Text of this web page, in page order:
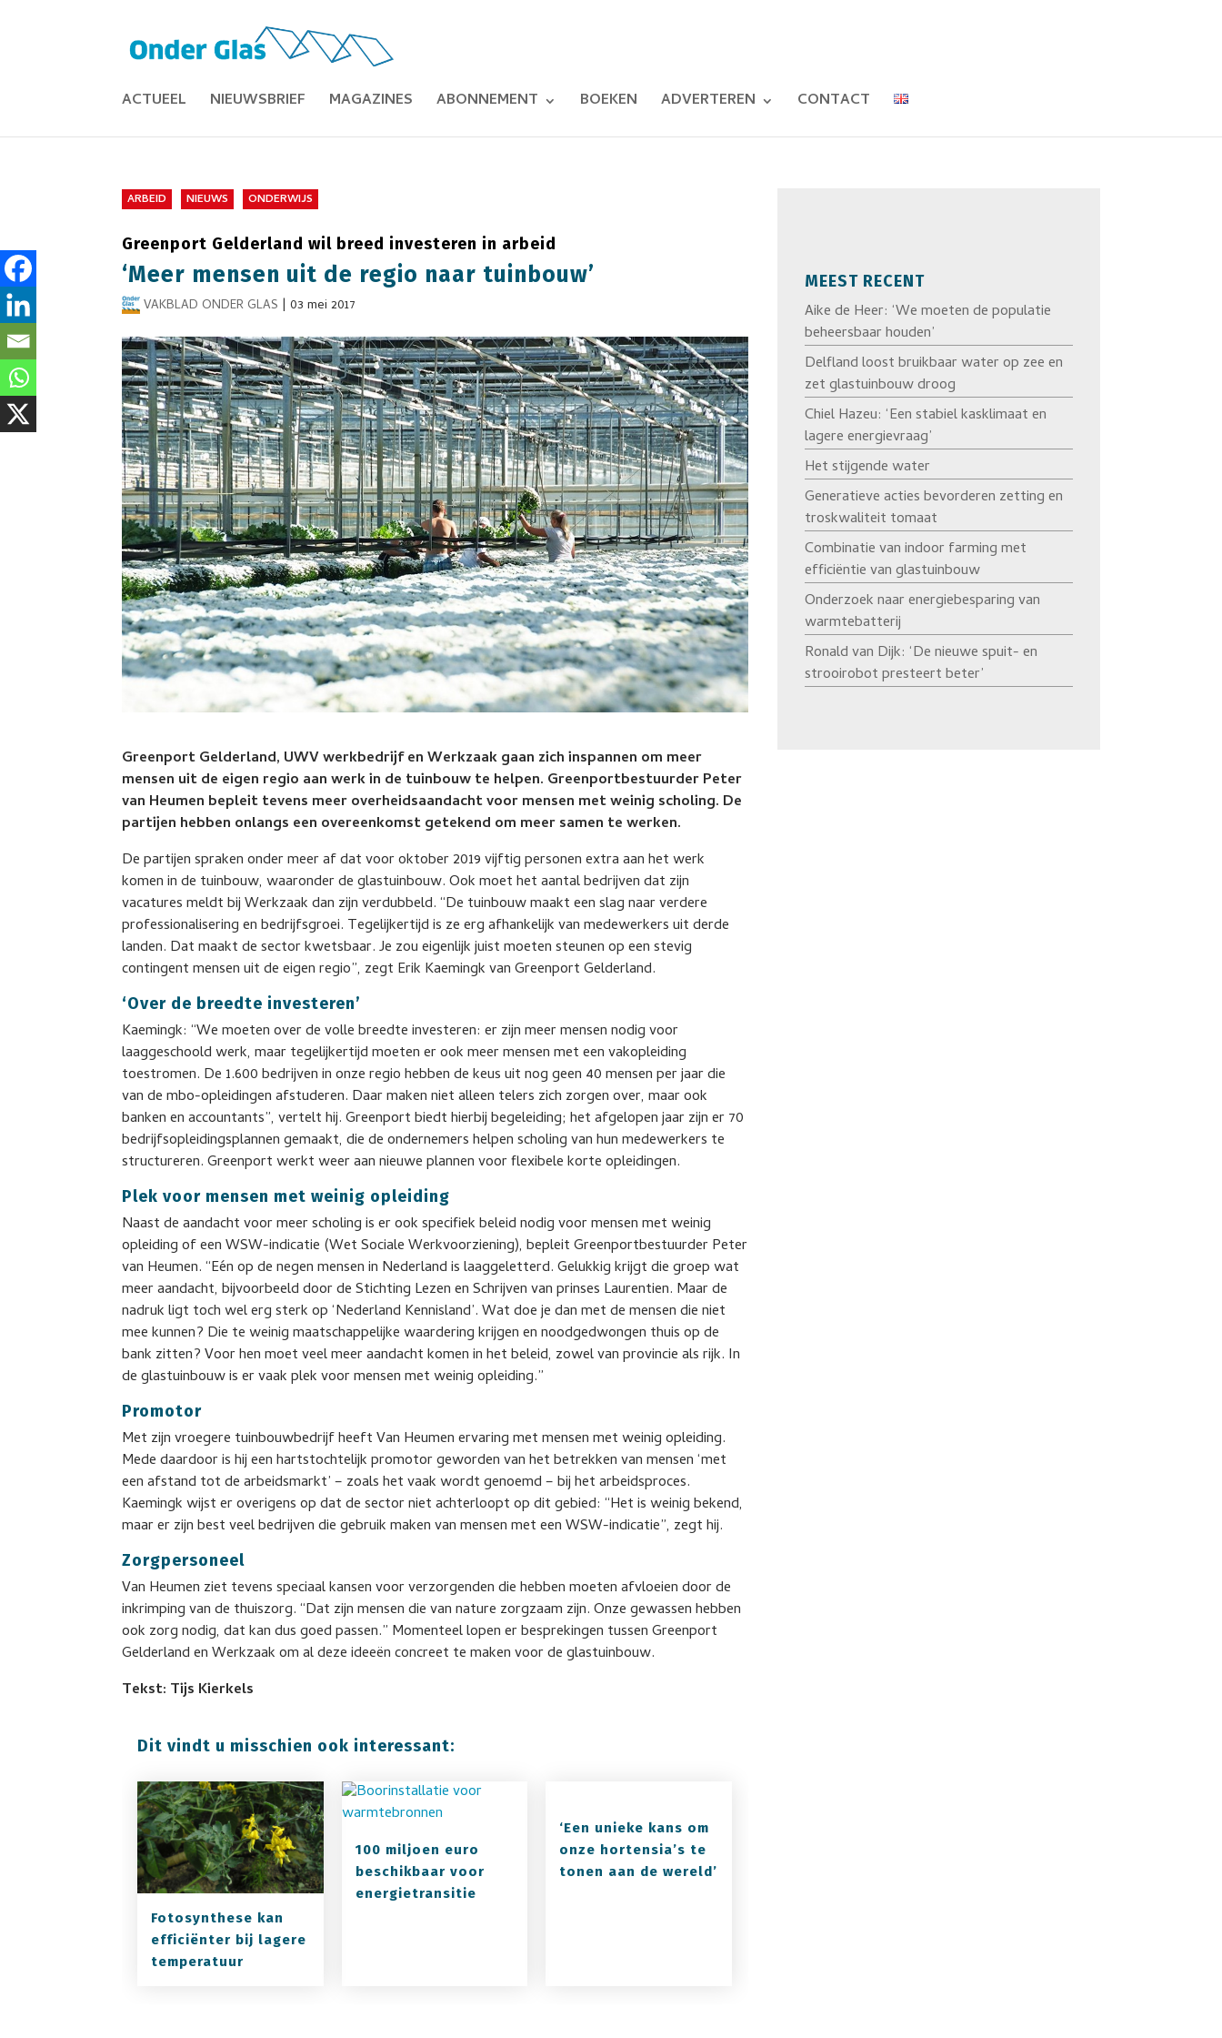
ACTUEEL NIEUWSBRIEF MAGAZINES ABONNEMENT BOEKEN ADVERTEREN CONTACT
ARBEID NIEUWS ONDERWIJS
Greenport Gelderland wil breed investeren in arbeid
‘Meer mensen uit de regio naar tuinbouw’
VAKBLAD ONDER GLAS |03 mei 2017
Greenport Gelderland, UWV werkbedrijf en Werkzaak gaan zich inspannen om meer
mensen uit de eigen regio aan werk in de tuinbouw te helpen. Greenportbestuurder Peter
van Heumen bepleit tevens meer overheidsaandacht voor mensen met weinig scholing. De
partijen hebben onlangs een overeenkomst getekend om meer samen te werken.
De partijen spraken onder meer af dat voor oktober 2019 vijftig personen extra aan het werk
komen in de tuinbouw, waaronder de glastuinbouw. Ook moet het aantal bedrijven dat zijn
vacatures meldt bij Werkzaak dan zijn verdubbeld. “De tuinbouw maakt een slag naar verdere
professionalisering en bedrijfsgroei. Tegelijkertijd is ze erg afhankelijk van medewerkers uit derde
landen. Dat maakt de sector kwetsbaar. Je zou eigenlijk juist moeten steunen op een stevig
contingent mensen uit de eigen regio”, zegt Erik Kaemingk van Greenport Gelderland.
‘Over de breedte investeren’
Kaemingk: “We moeten over de volle breedte investeren: er zijn meer mensen nodig voor
laaggeschoold werk, maar tegelijkertijd moeten er ook meer mensen met een vakopleiding
toestromen. De 1.600 bedrijven in onze regio hebben de keus uit nog geen 40 mensen per jaar die
van de mbo-opleidingen afstuderen. Daar maken niet alleen telers zich zorgen over, maar ook
banken en accountants”, vertelt hij. Greenport biedt hierbij begeleiding; het afgelopen jaar zijn er 70
bedrijfsopleidingsplannen gemaakt, die de ondernemers helpen scholing van hun medewerkers te
structureren. Greenport werkt weer aan nieuwe plannen voor flexibele korte opleidingen.
Plek voor mensen met weinig opleiding
Naast de aandacht voor meer scholing is er ook specifiek beleid nodig voor mensen met weinig
opleiding of een WSW-indicatie (Wet Sociale Werkvoorziening), bepleit Greenportbestuurder Peter
van Heumen. “Eén op de negen mensen in Nederland is laaggeletterd. Gelukkig krijgt die groep wat
meer aandacht, bijvoorbeeld door de Stichting Lezen en Schrijven van prinses Laurentien. Maar de
nadruk ligt toch wel erg sterk op ‘Nederland Kennisland’. Wat doe je dan met de mensen die niet
mee kunnen? Die te weinig maatschappelijke waardering krijgen en noodgedwongen thuis op de
bank zitten? Voor hen moet veel meer aandacht komen in het beleid, zowel van provincie als rijk. In
de glastuinbouw is er vaak plek voor mensen met weinig opleiding.”
Promotor
Met zijn vroegere tuinbouwbedrijf heeft Van Heumen ervaring met mensen met weinig opleiding.
Mede daardoor is hij een hartstochtelijk promotor geworden van het betrekken van mensen ‘met
een afstand tot de arbeidsmarkt’ – zoals het vaak wordt genoemd – bij het arbeidsproces.
Kaemingk wijst er overigens op dat de sector niet achterloopt op dit gebied: “Het is weinig bekend,
maar er zijn best veel bedrijven die gebruik maken van mensen met een WSW-indicatie”, zegt hij.
Zorgpersoneel
Van Heumen ziet tevens speciaal kansen voor verzorgenden die hebben moeten afvloeien door de
inkrimping van de thuiszorg. “Dat zijn mensen die van nature zorgzaam zijn. Onze gewassen hebben
ook zorg nodig, dat kan dus goed passen.” Momenteel lopen er besprekingen tussen Greenport
Gelderland en Werkzaak om al deze ideeën concreet te maken voor de glastuinbouw.
Tekst: Tijs Kierkels
Dit vindt u misschien ook interessant:
Fotosynthese kan
efficiënter bij lagere
temperatuur
100 miljoen euro
beschikbaar voor
energietransitie
‘Een unieke kans om
onze hortensia’s te
tonen aan de wereld’
MEEST RECENT
Aike de Heer: ‘We moeten de populatie
beheersbaar houden’
Delfland loost bruikbaar water op zee en
zet glastuinbouw droog
Chiel Hazeu: ‘Een stabiel kasklimaat en
lagere energievraag’
Het stijgende water
Generatieve acties bevorderen zetting en
troskwaliteit tomaat
Combinatie van indoor farming met
efficiëntie van glastuinbouw
Onderzoek naar energiebesparing van
warmtebatterij
Ronald van Dijk: ‘De nieuwe spuit- en
strooirobot presteert beter’